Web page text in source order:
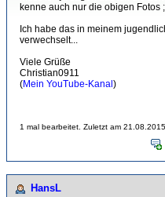
kenne auch nur die obigen Fotos
Ich habe das in meinem
verwechselt...
Viele Grüße
Christian0911
(Mein YouTube-Kanal )
1 mal bearbeitet. Zuletzt am
HansL